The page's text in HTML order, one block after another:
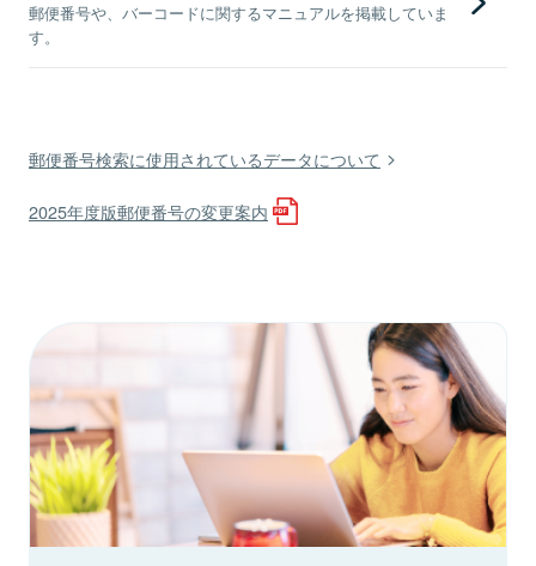
郵便番号や、バーコードに関するマニュアルを掲載していま
す。
郵便番号検索に使用されているデータについて
2025年度版郵便番号の変更案内